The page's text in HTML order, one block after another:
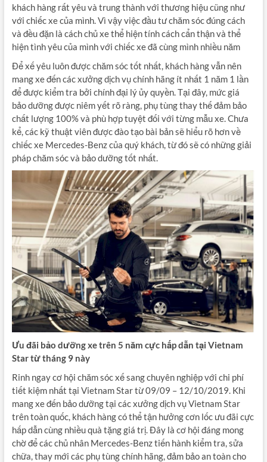
khách hàng rất yêu và trung thành với thương hiệu cũng như
với chiếc xe của mình. Vì vậy việc đầu tư chăm sóc đúng cách
và đều đặn là cách chủ xe thể hiện tính cách cẩn thận và thể
hiện tình yêu của mình với chiếc xe đã cùng mình nhiều năm
Để xế yêu luôn được chăm sóc tốt nhất, khách hàng vẫn nên
mang xe đến các xưởng dịch vụ chính hãng ít nhất 1 năm 1 lần
để được kiểm tra bởi chính đại lý ủy quyền. Tại đây, mức giá
bảo dưỡng được niêm yết rõ ràng, phụ tùng thay thế đảm bảo
chất lượng 100% và phù hợp tuyệt đối với từng mẫu xe. Chưa
kể, các kỹ thuật viên được đào tạo bài bản sẽ hiểu rõ hơn về
chiếc xe Mercedes-Benz của quý khách, từ đó sẽ có những giải
pháp chăm sóc và bảo dưỡng tốt nhất.
Ưu đãi bảo dưỡng xe trên 5 năm cực hấp dẫn tại Vietnam
Star từ tháng 9 này
Rinh ngay cơ hội chăm sóc xế sang chuyên nghiệp với chi phí
tiết kiệm nhất tại Vietnam Star từ 09/09 – 12/10/2019. Khi
mang xe đến bảo dưỡng tại các xưởng dịch vụ Vietnam Star
trên toàn quốc, khách hàng có thể tận hưởng cơn lốc ưu đãi cực
hấp dẫn cùng nhiều quà tặng giá trị. Đây là cơ hội đáng mong
chờ để các chủ nhân Mercedes-Benz tiến hành kiểm tra, sửa
chữa, thay mới các phụ tùng chính hãng, đảm bảo an toàn cho